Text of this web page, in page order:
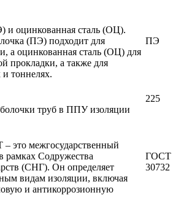
и оцинкованная сталь (ОЦ).
(ПЭ) подходит для
а оцинкованная сталь (ОЦ) для
прокладки, а также для
и тоннелях.
ПЭ
труб в ППУ изоляции
225
это межгосударственный
рамках Содружества
(СНГ). Он определяет
видам изоляции, включая
и антикоррозионную
ГОСТ
30732